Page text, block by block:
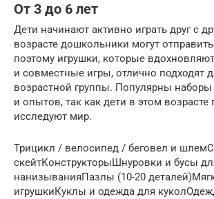
От 3 до 6 лет
Дети начинают активно играть друг с
возрасте дошкольники могут
поэтому игрушки, которые
и совместные игры, отлично подходят
возрастной группы. Популярны наборы
и опытов, так как дети в этом возрасте
исследуют мир.
Трицикл / велосипед / беговел и
скейтКонструкторыШнуровки и бусы
нанизыванияПазлы (10-20
игрушкиКуклы и одежда для